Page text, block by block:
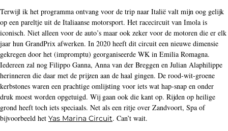
Terwijl ik het programma ontvang voor de trip naar Italië valt mijn oog gelijk
op een pareltje uit de Italiaanse motorsport. Het racecircuit van Imola is
iconisch. Niet alleen voor de auto’s maar ook zeker voor de motoren die er elk
jaar hun GrandPrix afwerken. In 2020 heeft dit circuit een nieuwe dimensie
gekregen door het (impromptu) georganiseerde WK in Emilia Romagna.
Iedereen zal nog Filippo Ganna, Anna van der Breggen en Julian Alaphilippe
herinneren die daar met de prijzen aan de haal gingen. De rood-wit-groene
kerbstones waren een prachtige omlijsting voor iets wat hap-snap en onder
druk moest worden opgetuigd. Wij gaan ook die kant op. Rijden op heilige
grond heeft toch iets speciaals. Net als een ritje over Zandvoort, Spa of
bijvoorbeeld het Yas Marina Circuit. Can’t wait.